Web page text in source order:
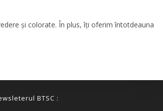
și colorate. În plus, îți oferim întotdeauna
BTSC :